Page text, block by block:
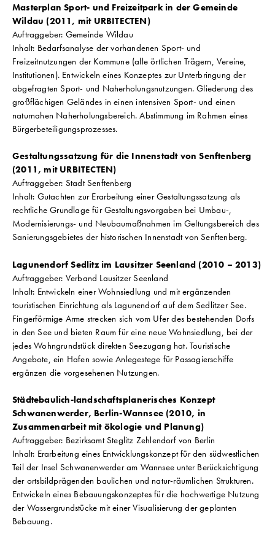
Masterplan Sport- und Freizeitpark in der Gemeinde
Wildau (2011, mit URBITECTEN)
Auftraggeber: Gemeinde Wildau
Inhalt: Bedarfsanalyse der vorhandenen Sport- und
Freizeitnutzungen der Kommune (alle örtlichen Trägern, Vereine,
Institutionen). Entwickeln eines Konzeptes zur Unterbringung der
abgefragten Sport- und Naherholungsnutzungen. Gliederung des
großflächigen Geländes in einen intensiven Sport- und einen
naturnahen Naherholungsbereich. Abstimmung im Rahmen eines
Bürgerbeteiligungsprozesses.
Gestaltungssatzung für die Innenstadt von Senftenberg
(2011, mit URBITECTEN)
Auftraggeber: Stadt Senftenberg
Inhalt: Gutachten zur Erarbeitung einer Gestaltungssatzung als
rechtliche Grundlage für Gestaltungsvorgaben bei Umbau-,
Modernisierungs- und Neubaumaßnahmen im Geltungsbereich des
Sanierungsgebietes der historischen Innenstadt von Senftenberg.
Lagunendorf Sedlitz im Lausitzer Seenland (2010 – 2013)
Auftraggeber: Verband Lausitzer Seenland
Inhalt: Entwickeln einer Wohnsiedlung und mit ergänzenden
touristischen Einrichtung als Lagunendorf auf dem Sedlitzer See.
Fingerförmige Arme strecken sich vom Ufer des bestehenden Dorfs
in den See und bieten Raum für eine neue Wohnsiedlung, bei der
jedes Wohngrundstück direkten Seezugang hat. Touristische
Angebote, ein Hafen sowie Anlegestege für Passagierschiffe
ergänzen die vorgesehenen Nutzungen.
Städtebaulich-landschaftsplanerisches Konzept
Schwanenwerder, Berlin-Wannsee (2010, in
Zusammenarbeit mit ökologie und Planung)
Auftraggeber: Bezirksamt Steglitz Zehlendorf von Berlin
Inhalt: Erarbeitung eines Entwicklungskonzept für den südwestlichen
Teil der Insel Schwanenwerder am Wannsee unter Berücksichtigung
der ortsbildprägenden baulichen und natur-räumlichen Strukturen.
Entwickeln eines Bebauungskonzeptes für die hochwertige Nutzung
der Wassergrundstücke mit einer Visualisierung der geplanten
Bebauung.